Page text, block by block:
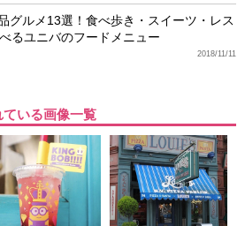
グルメ13選！食べ歩き・スイーツ・レス
るユニバのフードメニュー
2018/11/11
ている画像一覧